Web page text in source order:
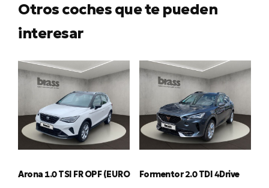
Otros coches que te pueden
interesar
Arona 1.0 TSI FR OPF (EURO Formentor 2.0 TDI 4Drive